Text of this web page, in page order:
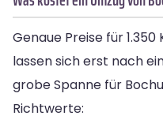
Genaue Preise für
lassen sich erst nach
grobe Spanne für
Richtwerte: